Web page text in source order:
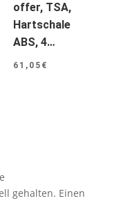
offer, TSA,
Hartschale
ABS, 4…
61,05 €
gehalten. Einen